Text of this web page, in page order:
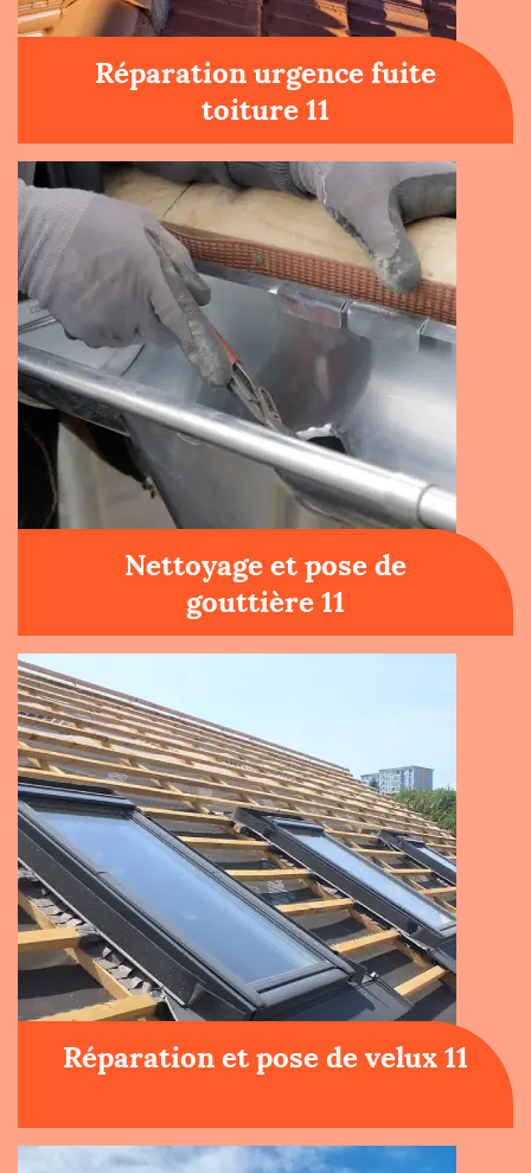
Réparation urgence fuite
toiture 11
Nettoyage et pose de
gouttière 11
Réparation et pose de velux 11